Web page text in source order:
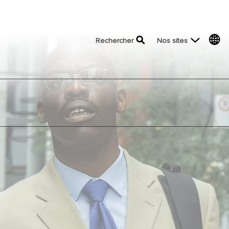
top menu
Rechercher Nos sites